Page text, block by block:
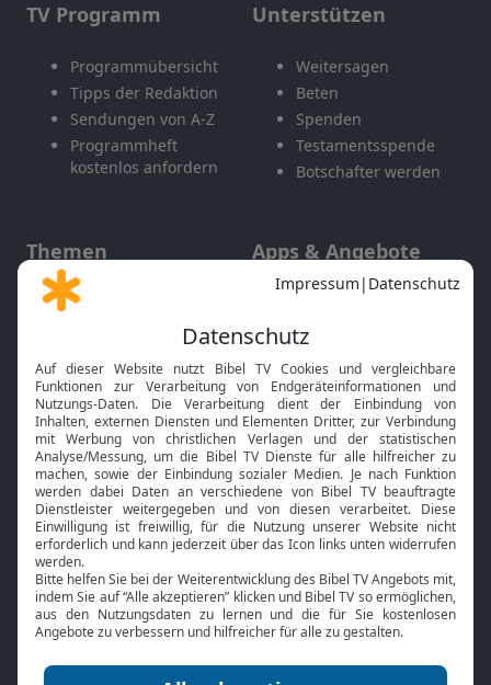
TV Programm
Programmübersicht
Tipps der Redaktion
Sendungen von A-Z
Programmheft
kostenlos anfordern
Unterstützen
Weitersagen
Beten
Spenden
Testamentsspende
Botschafter werden
Themen
Gott und Bibel erklärt
Neuigkeiten
Apps & Angebote
Mobile App
Smart TV
HbbTV
Bibelthek Online-Bibel
Nächster Gottesdienst
Bibel TV
Über uns
Jobs
Mediadaten
Service
Kontakt
TV-Empfang